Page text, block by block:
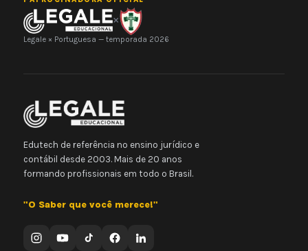
×
Legale × Portuguesa — temporada 2026
Edutech de referência no ensino jurídico e
contábil desde 2003. Mais de 20 anos
formando profissionais em todo o Brasil.
"O Saber que você merece!"